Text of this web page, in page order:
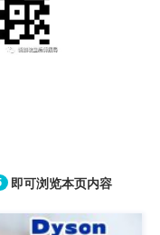
即可浏览本页内容